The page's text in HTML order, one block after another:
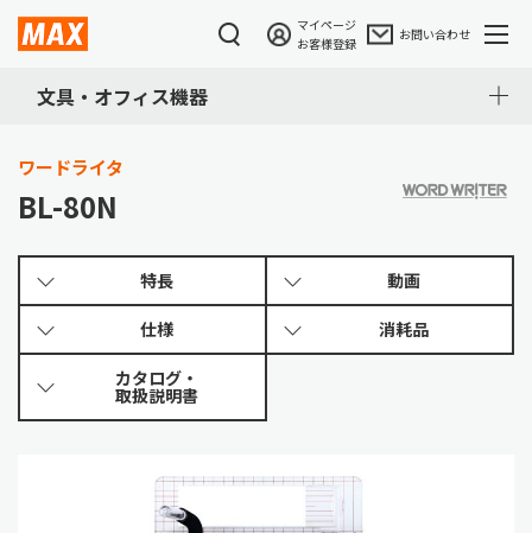
マイページ
お客様登録
お問い合わせ
文具・オフィス機器
ワードライタ
BL-80N
特長 動画
仕様 消耗品
カタログ・
取扱説明書